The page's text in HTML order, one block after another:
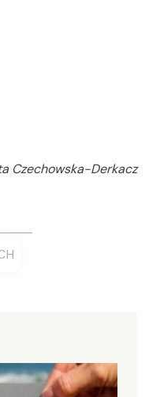
Czechowska-Derkacz